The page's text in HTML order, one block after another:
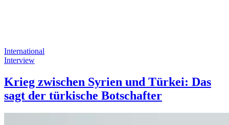
International
Interview
Krieg zwischen Syrien und Türkei: Das
sagt der türkische Botschafter